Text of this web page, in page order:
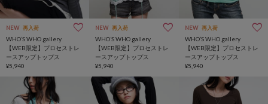
NEW 再入荷
WHO’S WHO gallery
【WEB限定】プロセストレ
ースアップトップス
¥5,940
NEW 再入荷
WHO’S WHO gallery
【WEB限定】プロセストレ
ースアップトップス
¥5,940
NEW 再入荷
WHO’S WHO gallery
【WEB限定】プロセストレ
ースアップトップス
¥5,940